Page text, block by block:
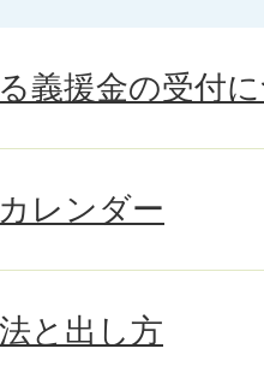
義援金の受付
レンダー
と出し方